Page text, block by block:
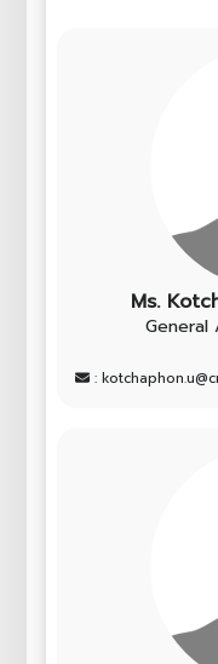
Ms.
: